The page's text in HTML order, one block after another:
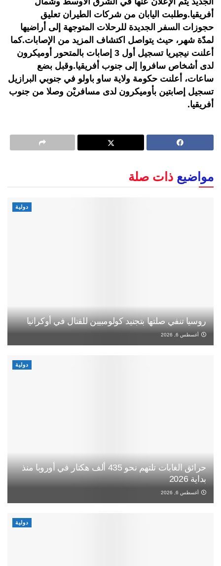
أفريقيا.وطلبت اليابان من شركات الطيران تعليق
حجوزات السفر الجديدة للرحلات المتوجهة إلى أراضيها
لمدّة شهر، حيث يتواصل اكتشاف المزيد من الإصابات.كما
أعلنت نيجيريا تسجيل أول 3 إصابات بالمتحور أوميكرون
لدى أشخاص سافروا إلى جنوب أفريقيا.وقبل بضع
ساعات، أعلنت حكومة ولاية ساو باولو في جنوبي البرازيل
تسجيل إصابتين بأوميكرون لدى مسافريْن وصلا من جنوب
أفريقيا.
مواضيع ذات صلة
دولية
روسيا تنفي صلتها بتجنيد كولومبيين للقتال في أوكرانيا
أغسطس 6, 2026
دولية
حرائق الغابات تلتهم نحو 435 ألف هكتار في أوروبا منذ
بداية 2026
أغسطس 6, 2026
دولية